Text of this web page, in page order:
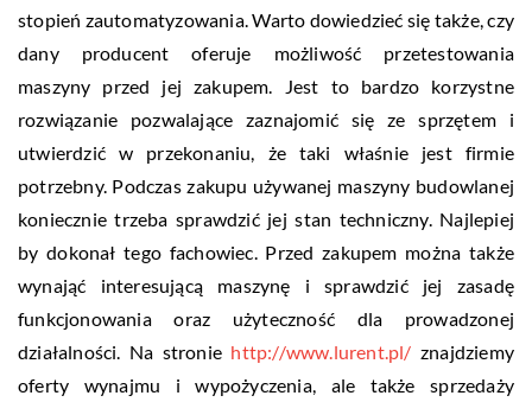
stopień zautomatyzowania. Warto dowiedzieć się także, czy
dany producent oferuje możliwość przetestowania
maszyny przed jej zakupem. Jest to bardzo korzystne
rozwiązanie pozwalające zaznajomić się ze sprzętem i
utwierdzić w przekonaniu, że taki właśnie jest firmie
potrzebny. Podczas zakupu używanej maszyny budowlanej
koniecznie trzeba sprawdzić jej stan techniczny. Najlepiej
by dokonał tego fachowiec. Przed zakupem można także
wynająć interesującą maszynę i sprawdzić jej zasadę
funkcjonowania oraz użyteczność dla prowadzonej
działalności. Na stronie http://www.lurent.pl/ znajdziemy
oferty wynajmu i wypożyczenia, ale także sprzedaży